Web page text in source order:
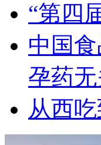
“第四
中国
孕药
从西